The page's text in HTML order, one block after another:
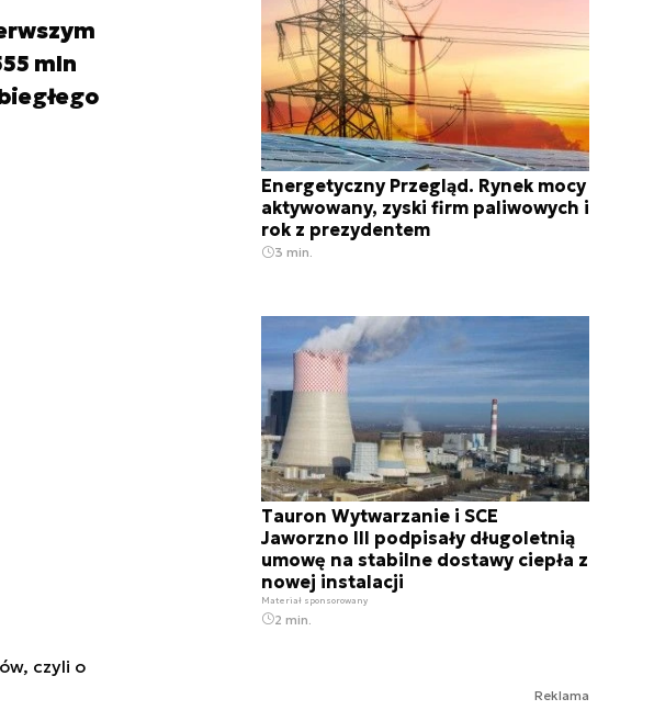
mln
czyli o
Energetyczny Przegląd. Rynek mocy
aktywowany, zyski firm paliwowych i
rok z prezydentem
3 min.
Tauron Wytwarzanie i SCE
Jaworzno III podpisały długoletnią
umowę na stabilne dostawy ciepła z
nowej instalacji
Materiał sponsorowany
2 min.
Reklama